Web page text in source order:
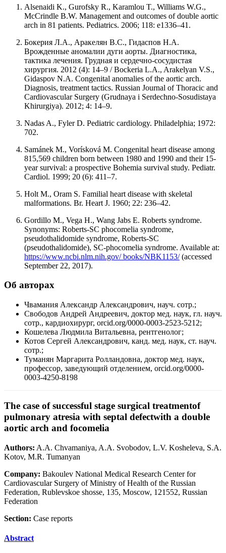
Alsenaidi K., Gurofsky R., Karamlou T., Williams W.G.,
McCrindle B.W. Management and outcomes of double aortic
arch in 81 patients. Pediatrics. 2006; 118: e1336–41.
Бокерия Л.А., Аракелян В.С., Гидаспов Н.А.
Врожденные аномалии дуги аорты. Диагностика,
тактика лечения. Грудная и сердечно-сосудистая
хирургия. 2012 (4): 14–9 / Bockeria L.A., Arakelyan V.S.,
Gidaspov N.A. Congenital anomalies of the aortic arch.
Diagnosis, treatment tactics. Russian Journal of Thoracic and
Cardiovascular Surgery (Grudnaya i Serdechno-Sosudistaya
Khirurgiya). 2012; 4: 14–9.
Nadas A., Fyler D. Pediatric cardiology. Philadelphia; 1972:
702.
Samánek M., Vorísková M. Congenital heart disease among
815,569 children born between 1980 and 1990 and their 15-
year survival: a prospective Bohemia survival study. Pediatr.
Cardiol. 1999; 20 (6): 411–7.
Holt M., Oram S. Familial heart disease with skeletal
malformations. Br. Heart J. 1960; 22: 236–42.
Gordillo M., Vega H., Wang Jabs E. Roberts syndrome.
Synonyms: Roberts-SC phocomelia syndrome,
pseudothalidomide syndrome, Roberts-SC
(pseudothalidomide), SC-phocomelia syndrome. Available at:
https://www.ncbi.nlm.nih.gov/ books/NBK1153/(accessed
September 22, 2017).
Об авторах
Чвамания Александр Александрович, науч. сотр.;
Свободов Андрей Андреевич, доктор мед. наук, гл. науч.
сотр., кардиохирург, orcid.org/0000-0003-2523-5212;
Кошелева Людмила Витальевна, рентгенолог;
Котов Сергей Александрович, канд. мед. наук, ст. науч.
сотр.;
Туманян Маргарита Ролландовна, доктор мед. наук,
профессор, заведующий отделением, orcid.org/0000-
0003-4250-8198
The case of successful stage surgical treatmentof
pulmonary atresia with septal defectwith a double
aortic arch and focomelia
Authors: A.A. Chvamaniya, A.A. Svobodov, L.V. Kosheleva, S.A.
Kotov, M.R. Tumanyan
Company: Bakoulev National Medical Research Center for
Cardiovascular Surgery of Ministry of Health of the Russian
Federation, Rublevskoe shosse, 135, Moscow, 121552, Russian
Federation
Section: Case reports
Abstract